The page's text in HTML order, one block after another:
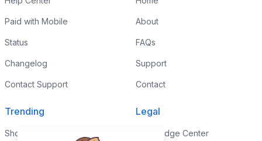
Paid with Mobile
Status
Changelog
Contact Support
About
FAQs
Support
Contact
Trending
Shop
Legal
Knowledge Center